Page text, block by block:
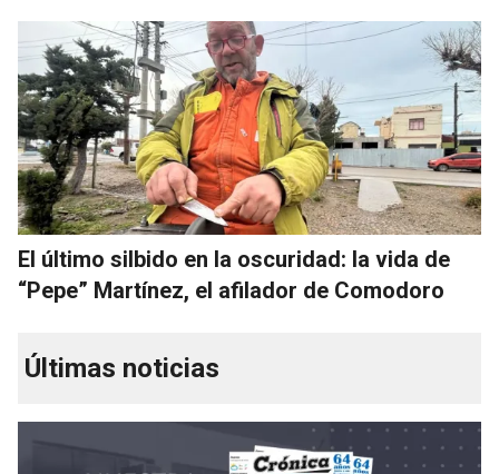
El último silbido en la oscuridad: la vida de
“Pepe” Martínez, el afilador de Comodoro
Últimas noticias